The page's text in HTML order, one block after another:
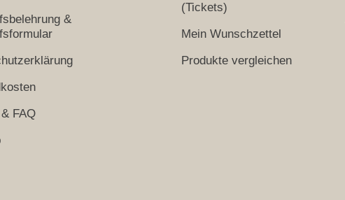
&
FAQ
(Tickets)
Mein Wunschzettel
Produkte vergleichen